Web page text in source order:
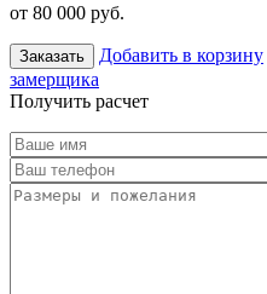
от 80 000 руб.
Заказать Добавить в корзину
замерщика
Получить расчет